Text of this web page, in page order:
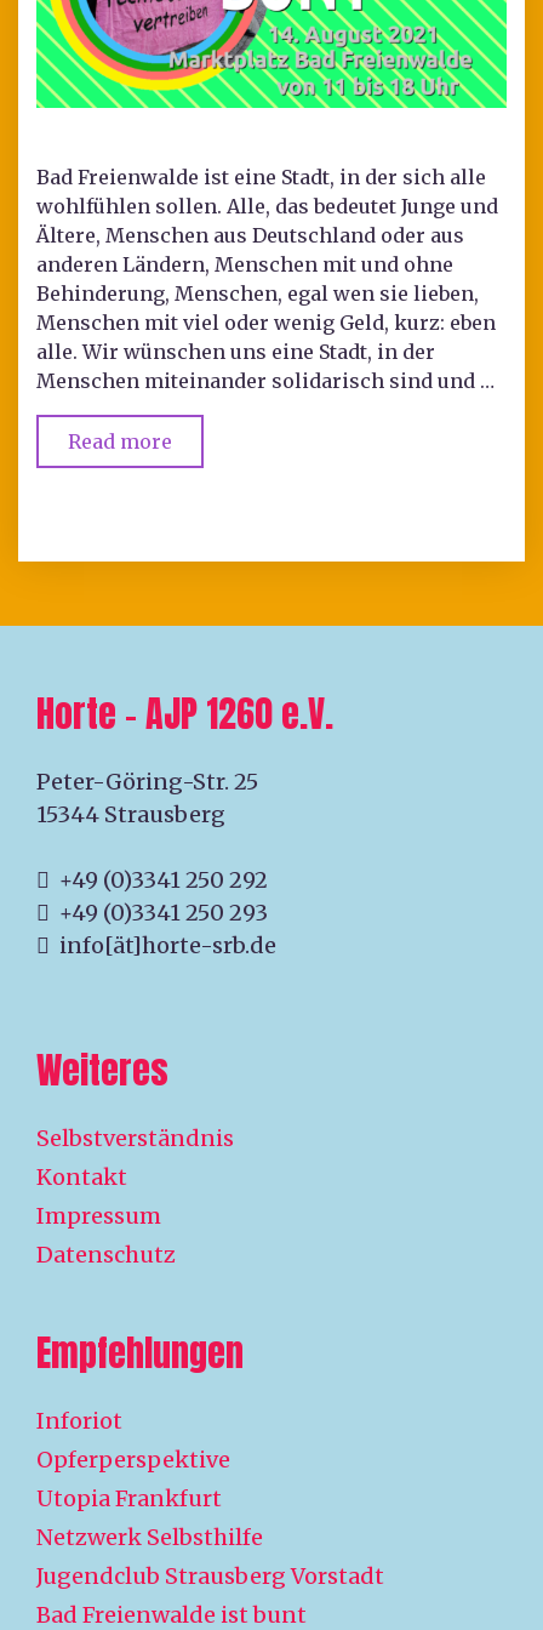
Bad Freienwalde ist eine Stadt, in der sich alle
wohlfühlen sollen. Alle, das bedeutet Junge und
Ältere, Menschen aus Deutschland oder aus
anderen Ländern, Menschen mit und ohne
Behinderung, Menschen, egal wen sie lieben,
Menschen mit viel oder wenig Geld, kurz: eben
alle. Wir wünschen uns eine Stadt, in der
Menschen miteinander solidarisch sind und …
Read more
Horte – AJP 1260 e.V.
Peter-Göring-Str. 25
15344 Strausberg
+49 (0)3341 250 292
+49 (0)3341 250 293
info[ät]horte-srb.de
Weiteres
Selbstverständnis
Kontakt
Impressum
Datenschutz
Empfehlungen
Inforiot
Opferperspektive
Utopia Frankfurt
Netzwerk Selbsthilfe
Jugendclub Strausberg Vorstadt
Bad Freienwalde ist bunt